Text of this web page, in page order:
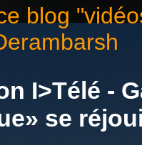
blog
I>Télé -
se